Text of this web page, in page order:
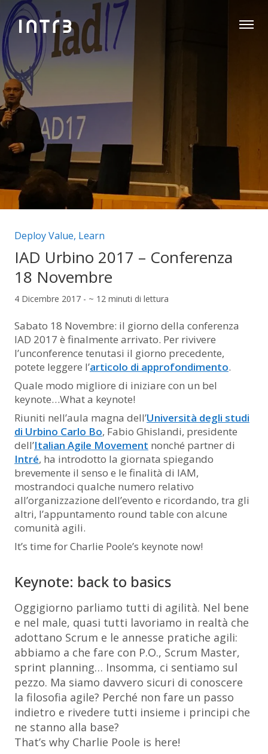
Categorie articolo:
Deploy Value, Learn
IAD Urbino 2017 – Conferenza
18 Novembre
4 Dicembre 2017 - ~ 12 minuti di lettura
Sabato 18 Novembre: il giorno della conferenza
IAD 2017 è finalmente arrivato. Per rivivere
l’unconference tenutasi il giorno precedente,
potete leggere l’articolo di approfondimento.
Quale modo migliore di iniziare con un bel
keynote…What a keynote!
Riuniti nell’aula magna dell’Università degli studi
di Urbino Carlo Bo, Fabio Ghislandi, presidente
dell’Italian Agile Movement nonché partner di
Intré, ha introdotto la giornata spiegando
brevemente il senso e le finalità di IAM,
mostrandoci qualche numero relativo
all’organizzazione dell’evento e ricordando, tra gli
altri, l’appuntamento round table con alcune
comunità agili.
It’s time for Charlie Poole’s keynote now!
Keynote: back to basics
Oggigiorno parliamo tutti di agilità. Nel bene
e nel male, quasi tutti lavoriamo in realtà che
adottano Scrum e le annesse pratiche agili:
abbiamo a che fare con P.O., Scrum Master,
sprint planning… Insomma, ci sentiamo sul
pezzo. Ma siamo davvero sicuri di conoscere
la filosofia agile? Perché non fare un passo
indietro e rivedere tutti insieme i principi che
ne stanno alla base?
That’s why Charlie Poole is here!